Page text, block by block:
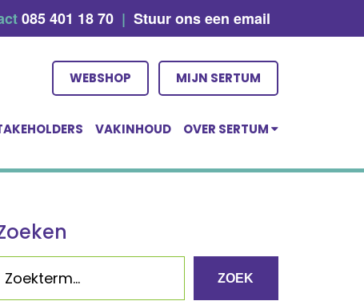
085 401 18 70 | Stuur ons een email
WEBSHOP MIJN SERTUM
VAKINHOUD OVER SERTUM
ZOEK